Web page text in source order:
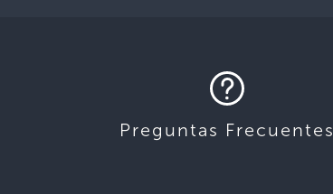
Preguntas Frecuentes